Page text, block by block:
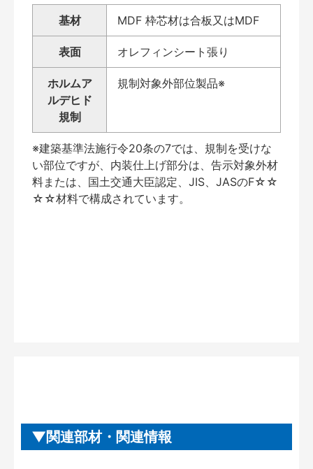
基材 MDF 枠芯材は合板又はMDF
表面 オレフィンシート張り
ホルムア
ルデヒド
規制
規制対象外部位製品※
※建築基準法施行令20条の7では、規制を受けな
い部位ですが、内装仕上げ部分は、告示対象外材
料または、国土交通大臣認定、JIS、JASのF☆☆
☆☆材料で構成されています。
関連部材・関連情報